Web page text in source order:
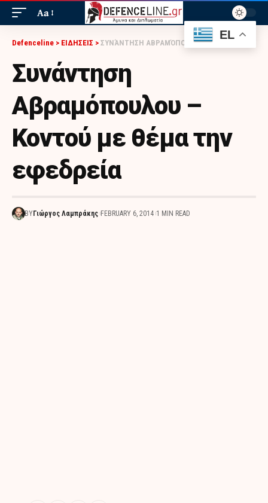
Aa
Defenceline > ΕΙΔΗΣΕΙΣ > ΣΥΝΆΝΤΗΣΗ ΑΒΡΑΜΌΠΟΥΛΟΥ – ΚΟΝΤΟΎ ΜΕ ΘΈΜΑ ΤΗΝ ΕΦΕΔΡΕΊΑ
Συνάντηση
Αβραμόπουλου –
Κοντού με θέμα την
εφεδρεία
BY Γιώργος Λαμπράκης FEBRUARY 6, 2014 1 MIN READ
EL